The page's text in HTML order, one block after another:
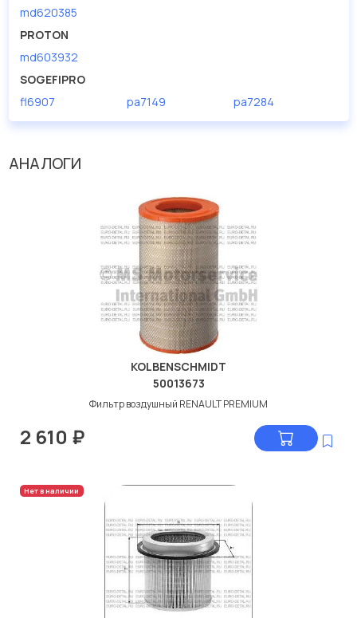
md620385
PROTON
md603932
SOGEFIPRO
fl6907
pa7149 pa7284
АНАЛОГИ
KOLBENSCHMIDT
50013673
Фильтр воздушный RENAULT PREMIUM
2 610 ₽
Нет в наличии